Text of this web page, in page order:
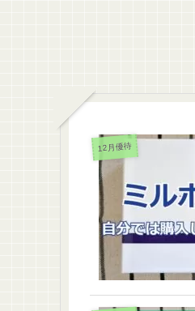
12月優待